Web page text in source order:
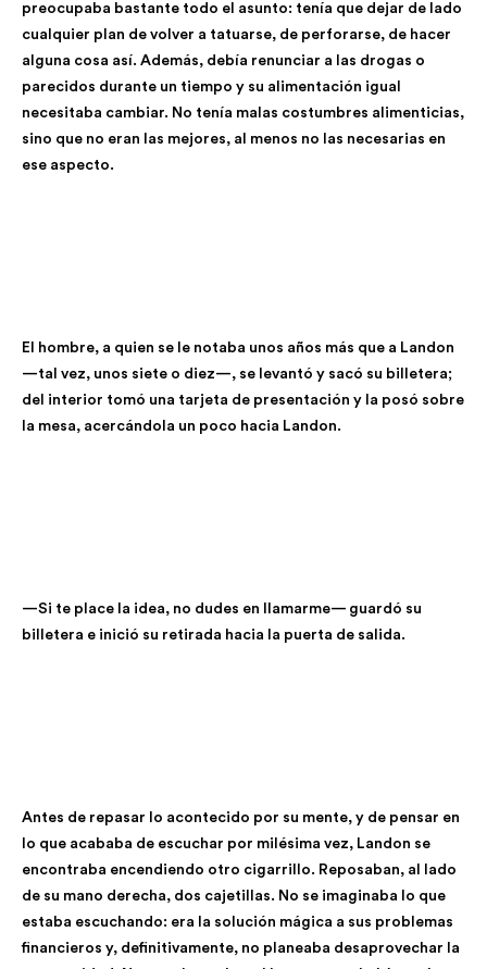
preocupaba bastante todo el asunto: tenía que dejar de lado
cualquier plan de volver a tatuarse, de perforarse, de hacer
alguna cosa así. Además, debía renunciar a las drogas o
parecidos durante un tiempo y su alimentación igual
necesitaba cambiar. No tenía malas costumbres alimenticias,
sino que no eran las mejores, al menos no las necesarias en
ese aspecto.
El hombre, a quien se le notaba unos años más que a Landon
—tal vez, unos siete o diez—, se levantó y sacó su billetera;
del interior tomó una tarjeta de presentación y la posó sobre
la mesa, acercándola un poco hacia Landon.
—Si te place la idea, no dudes en llamarme— guardó su
billetera e inició su retirada hacia la puerta de salida.
Antes de repasar lo acontecido por su mente, y de pensar en
lo que acababa de escuchar por milésima vez, Landon se
encontraba encendiendo otro cigarrillo. Reposaban, al lado
de su mano derecha, dos cajetillas. No se imaginaba lo que
estaba escuchando: era la solución mágica a sus problemas
financieros y, definitivamente, no planeaba desaprovechar la